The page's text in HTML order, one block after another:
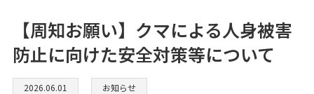
【周知お願い】クマによる人身被害
防止に向けた安全対策等について
2026.06.01 お知らせ